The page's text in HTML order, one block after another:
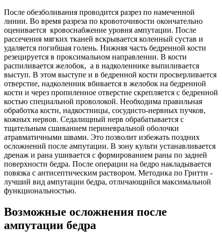
После обезболивания проводится разрез по намеченной
линии. Во время разреза по кровоточивости окончательно
оценивается кровоснабжение уровня ампутации. После
рассечения мягких тканей вскрывается коленный сустав и
удаляется погибшая голень. Нижняя часть бедренной кости
резецируется в проксимальном направлении. В кости
распиливается желобок, а в надколеннике выпиливается
выступ. В этом выступе и в бедренной кости просверливается
отверстие, надколенник вбивается в желобок на бедренной
кости и через пропиленное отверстие скрепляется с бедренной
костью специальной проволокой. Необходима правильная
обработка кости, надкостницы, сосудисто-нервных пучков,
кожных нервов. Седалищный нерв обрабатывается с
тщательным сшиванием периневральной оболочки
атравматичными швами. Это позволит избежать поздних
осложнений после ампутации. В зону культи устанавливается
дренаж и рана ушивается с формированием раны по задней
поверхности бедра. После операции на бедро накладывается
повязка с антисептическим раствором. Методика по Гритти -
лучший вид ампутации бедра, отличающийся максимальной
функциональностью.
Возможные осложнения после
ампутации бедра